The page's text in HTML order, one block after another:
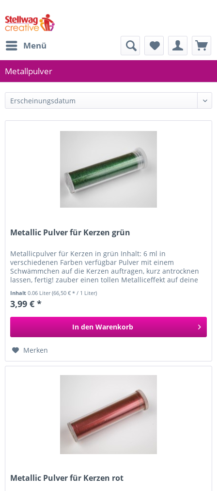
Menü
Metallpulver
Metallic Pulver für Kerzen grün
Metallicpulver für Kerzen in grün Inhalt: 6 ml in
verschiedenen Farben verfügbar Pulver mit einem
Schwämmchen auf die Kerzen auftragen, kurz antrocknen
lassen, fertig! zauber einen tollen Metalliceffekt auf deine
Inhalt0.06 Liter(66,50 € * / 1 Liter)
3,99 € *
In den Warenkorb
Merken
Metallic Pulver für Kerzen rot